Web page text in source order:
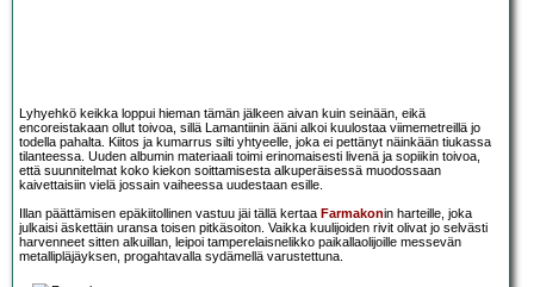
Lyhyehkö keikka loppui hieman tämän jälkeen aivan kuin seinään, eikä
encoreistakaan ollut toivoa, sillä Lamantiinin ääni alkoi kuulostaa viimemetreillä jo
todella pahalta. Kiitos ja kumarrus silti yhtyeelle, joka ei pettänyt näinkään tiukassa
tilanteessa. Uuden albumin materiaali toimi erinomaisesti livenä ja sopiikin toivoa,
että suunnitelmat koko kiekon soittamisesta alkuperäisessä muodossaan
kaivettaisiin vielä jossain vaiheessa uudestaan esille.
Illan päättämisen epäkiitollinen vastuu jäi tällä kertaa Farmakonin harteille, joka
julkaisi äskettäin uransa toisen pitkäsoiton. Vaikka kuulijoiden rivit olivat jo selvästi
harvenneet sitten alkuillan, leipoi tamperelaisnelikko paikallaolijoille messevän
metallipläjäyksen, progahtavalla sydämellä varustettuna.